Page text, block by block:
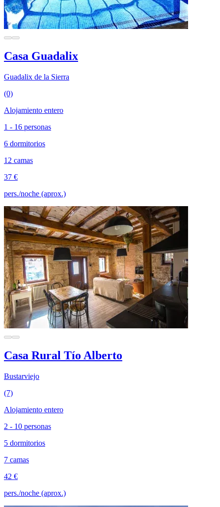
Casa Guadalix
Guadalix de la Sierra
(0)
Alojamiento entero
1 - 16 personas
6 dormitorios
12 camas
37 €
pers./noche (aprox.)
Casa Rural Tío Alberto
Bustarviejo
(7)
Alojamiento entero
2 - 10 personas
5 dormitorios
7 camas
42 €
pers./noche (aprox.)